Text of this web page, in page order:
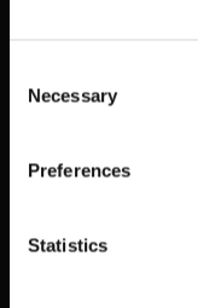
Selection
Necessary
Preferences
Statistics
A
Com um sabor intenso
especialidade permite